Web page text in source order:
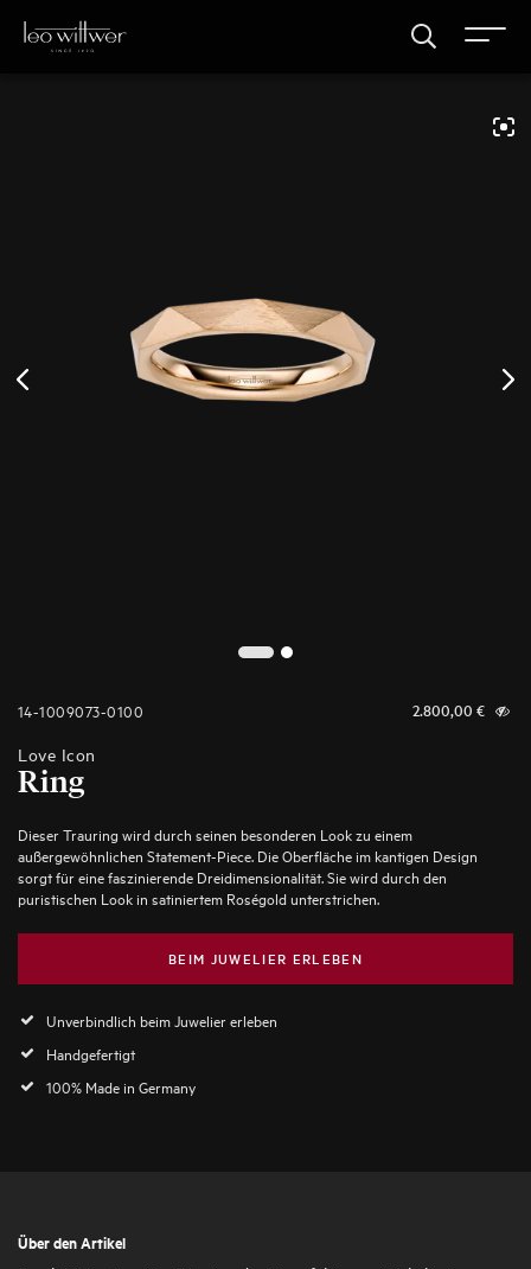
14-1009073-0100 2.800,00 €
Love Icon
Ring
Dieser Trauring wird durch seinen besonderen Look zu einem
außergewöhnlichen Statement-Piece. Die Oberfläche im kantigen Design
sorgt für eine faszinierende Dreidimensionalität. Sie wird durch den
puristischen Look in satiniertem Roségold unterstrichen.
BEIM JUWELIER ERLEBEN
Unverbindlich beim Juwelier erleben
Handgefertigt
100% Made in Germany
Über den Artikel